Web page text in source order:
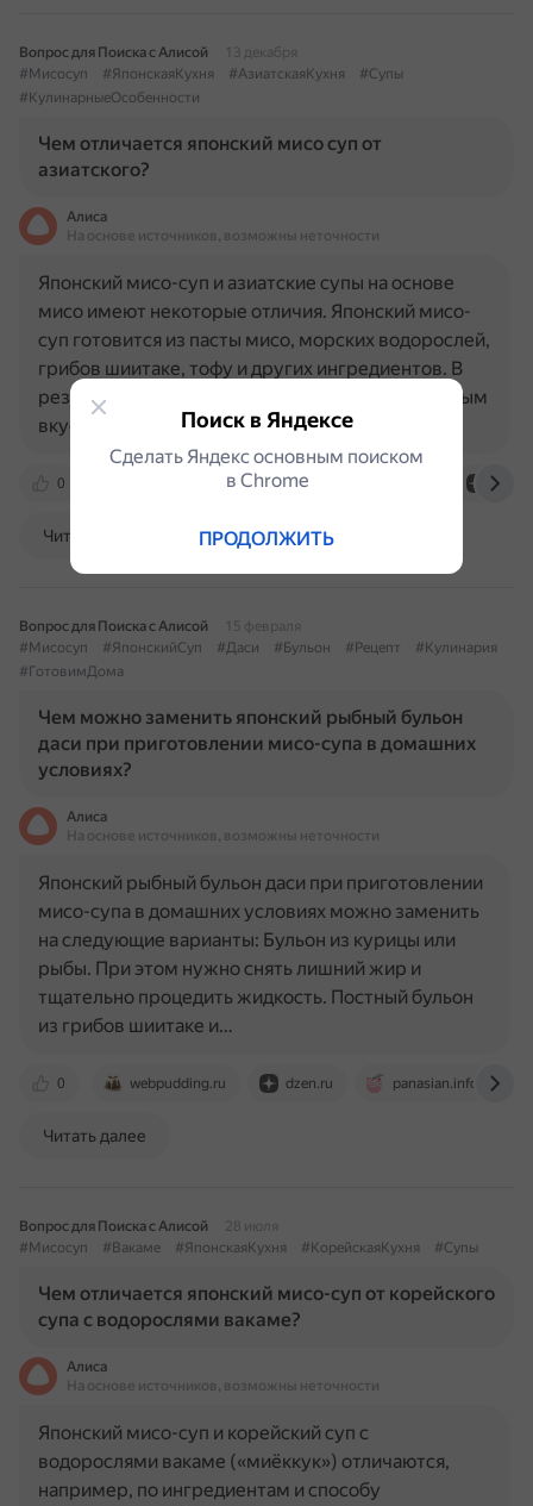
Вопрос для Поиска с Алисой
13 декабря
#Мисосуп
#ЯпонскаяКухня #АзиатскаяКухня
#Супы
#КулинарныеОсобенности
Чем отличается японский мисо суп от
азиатского?
Алиса
На основе источников, возможны неточности
0 www.yahoo.com vc.ru
Японский мисо-суп и азиатские супы на основе
мисо имеют некоторые отличия. Японский мисо-
суп готовится из пасты мисо, морских водорослей,
грибов шиитаке, тофу и других ингредиентов. В
результате получается сытное блюдо с пикантным
вкусом…
Читать далее
Вопрос для Поиска с Алисой
15 февраля
#Мисосуп
#ЯпонскийСуп #Даси #Бульон #Рецепт
#Кулинария
#ГотовимДома
Чем можно заменить японский рыбный бульон
даси при приготовлении мисо-супа в домашних
условиях?
Алиса
На основе источников, возможны неточности
0 webpudding.ru dzen.ru panasian.info
Японский рыбный бульон даси при приготовлении
мисо-супа в домашних условиях можно заменить
на следующие варианты: Бульон из курицы или
рыбы. При этом нужно снять лишний жир и
тщательно процедить жидкость. Постный бульон
из грибов шиитаке и…
Читать далее
Вопрос для Поиска с Алисой
28 июля
#Мисосуп
#Вакаме #ЯпонскаяКухня #КорейскаяКухня #Супы
Чем отличается японский мисо-суп от корейского
супа с водорослями вакаме?
Алиса
На основе источников, возможны неточности
Японский мисо-суп и корейский суп с
водорослями вакаме («миёккук») отличаются,
например, по ингредиентам и способу
Поиск в Яндексе
Сделать Яндекс основным поиском
в Сhrome
ПРОДОЛЖИТЬ